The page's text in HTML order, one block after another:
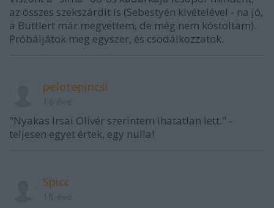
az összes szekszárdit is (Sebestyén kivételével - na jó,
a Buttlert már megvettem, de még nem kóstoltam).
Próbáljátok meg egyszer, és csodálkozzatok.
pelotepincsi
"Nyakas Irsai Olivér szerintem ihatatlan lett." -
teljesen egyet értek, egy nulla!
Spicc